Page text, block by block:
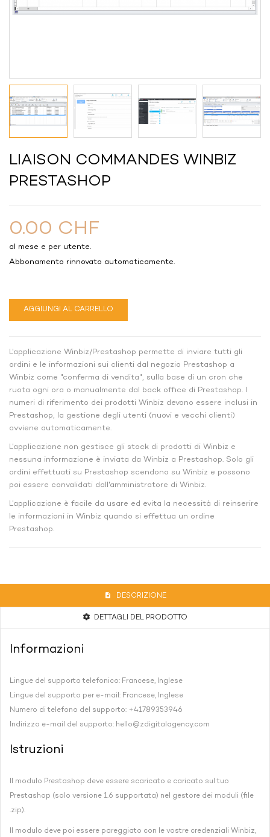
LIAISON COMMANDES WINBIZ
PRESTASHOP
0.00 CHF
al mese e per utente.
Abbonamento rinnovato automaticamente.
AGGIUNGI AL CARRELLO
L'applicazione Winbiz/Prestashop permette di inviare tutti gli
ordini e le informazioni sui clienti dal negozio Prestashop a
Winbiz come "conferma di vendita", sulla base di un cron che
ruota ogni ora o manualmente dal back office di Prestashop. I
numeri di riferimento dei prodotti Winbiz devono essere inclusi in
Prestashop, la gestione degli utenti (nuovi e vecchi clienti)
avviene automaticamente.
L'applicazione non gestisce gli stock di prodotti di Winbiz e
nessuna informazione è inviata da Winbiz a Prestashop. Solo gli
ordini effettuati su Prestashop scendono su Winbiz e possono
poi essere convalidati dall'amministratore di Winbiz.
L'applicazione è facile da usare ed evita la necessità di reinserire
le informazioni in Winbiz quando si effettua un ordine
Prestashop.
DESCRIZIONE
DETTAGLI DEL PRODOTTO
Informazioni
Lingue del supporto telefonico: Francese, Inglese
Lingue del supporto per e-mail: Francese, Inglese
Numero di telefono del supporto: +41789353946
Indirizzo e-mail del supporto: hello@zdigitalagency.com
Istruzioni
Il modulo Prestashop deve essere scaricato e caricato sul tuo
Prestashop (solo versione 1.6 supportata) nel gestore dei moduli (file
.zip).
Il modulo deve poi essere pareggiato con le vostre credenziali Winbiz,